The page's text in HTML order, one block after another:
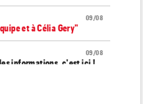
09/08
et à Célia Gery"
09/08
informations, c'est ici !